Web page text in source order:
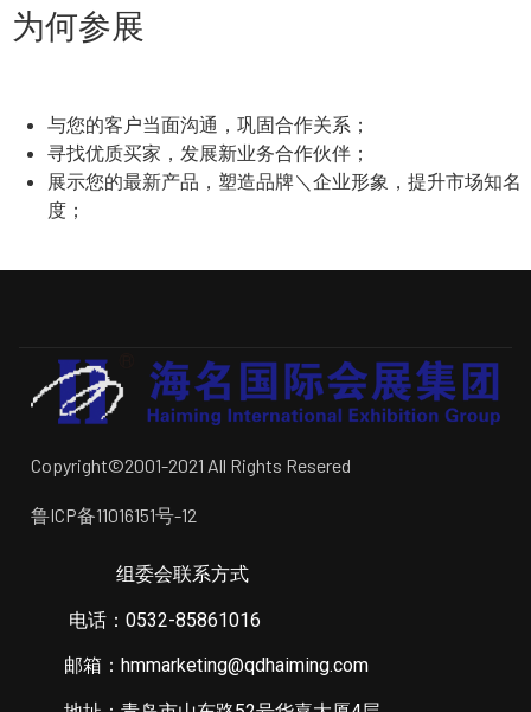
为何参展
与您的客户当面沟通，巩固合作关系；
寻找优质买家，发展新业务合作伙伴；
展示您的最新产品，塑造品牌＼企业形象，提升市场知名
度；
Copyright©2001-2021 All Rights Resered
鲁ICP备11016151号-12
组委会联系方式
电话：0532-85861016
邮箱：hmmarketing@qdhaiming.com